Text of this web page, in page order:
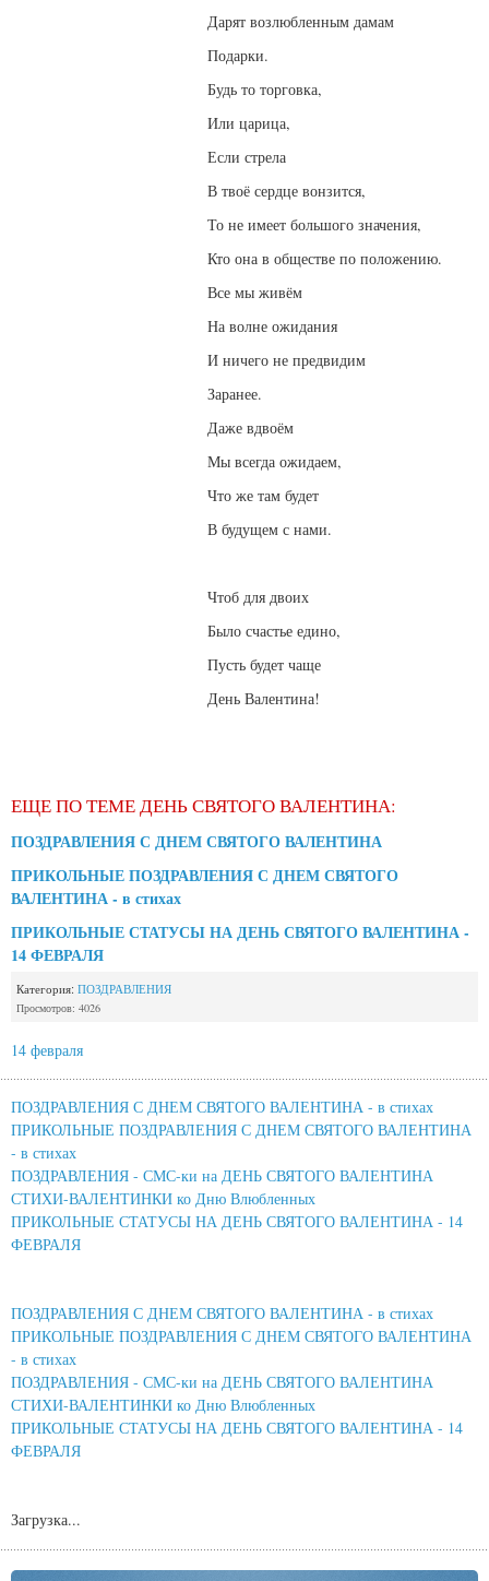
Дарят возлюбленным дамам
Подарки.
Будь то торговка,
Или царица,
Если стрела
В твоё сердце вонзится,
То не имеет большого значения,
Кто она в обществе по положению.
Все мы живём
На волне ожидания
И ничего не предвидим
Заранее.
Даже вдвоём
Мы всегда ожидаем,
Что же там будет
В будущем с нами.
Чтоб для двоих
Было счастье едино,
Пусть будет чаще
День Валентина!
ЕЩЕ ПО ТЕМЕ ДЕНЬ СВЯТОГО ВАЛЕНТИНА:
ПОЗДРАВЛЕНИЯ С ДНЕМ СВЯТОГО ВАЛЕНТИНА
ПРИКОЛЬНЫЕ ПОЗДРАВЛЕНИЯ С ДНЕМ СВЯТОГО
ВАЛЕНТИНА - в стихах
ПРИКОЛЬНЫЕ СТАТУСЫ НА ДЕНЬ СВЯТОГО ВАЛЕНТИНА -
14 ФЕВРАЛЯ
Категория: ПОЗДРАВЛЕНИЯ
Просмотров: 4026
14 февраля
ПОЗДРАВЛЕНИЯ С ДНЕМ СВЯТОГО ВАЛЕНТИНА - в стихах
ПРИКОЛЬНЫЕ ПОЗДРАВЛЕНИЯ С ДНЕМ СВЯТОГО ВАЛЕНТИНА
- в стихах
ПОЗДРАВЛЕНИЯ - СМС-ки на ДЕНЬ СВЯТОГО ВАЛЕНТИНА
СТИХИ-ВАЛЕНТИНКИ ко Дню Влюбленных
ПРИКОЛЬНЫЕ СТАТУСЫ НА ДЕНЬ СВЯТОГО ВАЛЕНТИНА - 14
ФЕВРАЛЯ
ПОЗДРАВЛЕНИЯ С ДНЕМ СВЯТОГО ВАЛЕНТИНА - в стихах
ПРИКОЛЬНЫЕ ПОЗДРАВЛЕНИЯ С ДНЕМ СВЯТОГО ВАЛЕНТИНА
- в стихах
ПОЗДРАВЛЕНИЯ - СМС-ки на ДЕНЬ СВЯТОГО ВАЛЕНТИНА
СТИХИ-ВАЛЕНТИНКИ ко Дню Влюбленных
ПРИКОЛЬНЫЕ СТАТУСЫ НА ДЕНЬ СВЯТОГО ВАЛЕНТИНА - 14
ФЕВРАЛЯ
Загрузка...